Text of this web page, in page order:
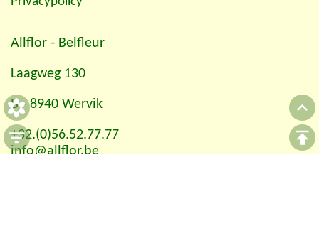
Allflor - Belfleur
Laagweg 130
B - 8940 Wervik
+32.(0)56.52.77.77
info@allflor.be